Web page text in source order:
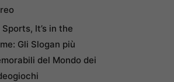
Sports, It’s in the
Gli Slogan più
del Mondo dei